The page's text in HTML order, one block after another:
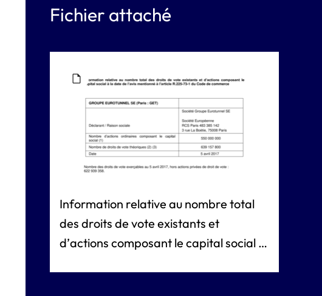
Fichier attaché
Information relative au nombre total
des droits de vote existants et
d’actions composant le capital social à